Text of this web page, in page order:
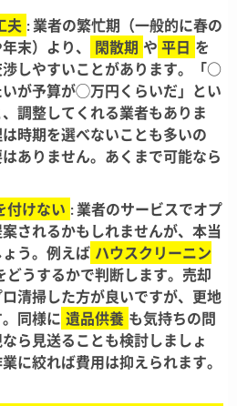
夫 : 業者の繁忙期（一般的に春の
末）より、
閑散期 や 平日 を
しやすいことがあります。「○
が予算が◯万円くらいだ」とい
調整してくれる業者もありま
時期を選べないことも多いの
ありません。あくまで可能なら
付けない : 業者のサービスでオプ
されるかもしれませんが、本当
う。例えば ハウスクリーニン
どうするかで判断します。売却
清掃した方が良いですが、更地
同様に 遺品供養 も気持ちの問
ら見送ることも検討しましょ
に絞れば費用は抑えられます。